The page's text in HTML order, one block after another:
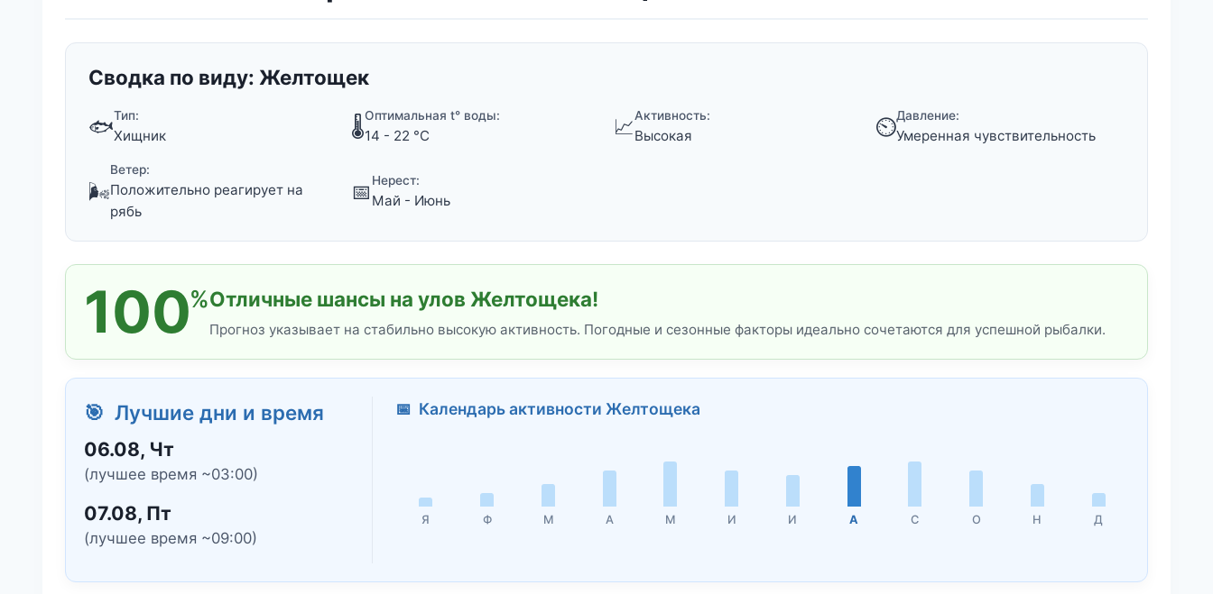
Сводка по виду: Желтощек
🐟Тип:
Хищник 🌡️Оптимальная t° воды:
14 - 22 °C 📈Активность:
Высокая ⏲️Давление:
Умеренная чувствительность
🌬️
Ветер:
Положительно реагирует на
рябь
📅 Нерест:
Май - Июнь
100%Отличные шансы на улов Желтощека!
Прогноз указывает на стабильно высокую активность. Погодные и сезонные факторы идеально сочетаются для успешной рыбалки.
🎯 Лучшие дни и время
06.08, Чт
(лучшее время ~03:00)
07.08, Пт
(лучшее время ~09:00)
📅 Календарь активности Желтощека
Я Ф М А М И И А С О Н Д